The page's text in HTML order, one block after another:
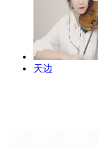
天边